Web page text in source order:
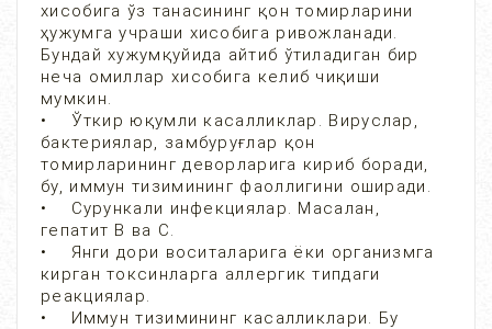
хисобига ўз танасининг қон томирларини
ҳужумга учраши хисобига ривожланади.
Бундай хужумқуйида айтиб ўтиладиган бир
неча омиллар хисобига келиб чиқиши
мумкин.
• Ўткир юқумли касалликлар. Вируслар,
бактериялар, замбуруғлар қон
томирларининг деворларига кириб боради,
бу, иммун тизимининг фаоллигини оширади.
• Сурункали инфекциялар. Масалан,
гепатит В ва C.
• Янги дори воситаларига ёки организмга
кирган токсинларга аллергик типдаги
реакциялар.
• Иммун тизимининг касалликлари. Бу